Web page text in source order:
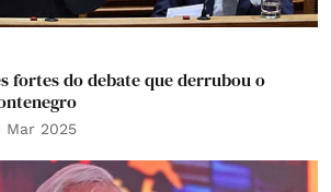
fortes do debate que derrubou o
Mar 2025